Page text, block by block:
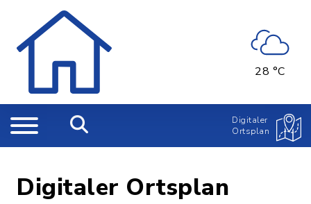
28 °C
Digitaler
Ortsplan
Digitaler Ortsplan